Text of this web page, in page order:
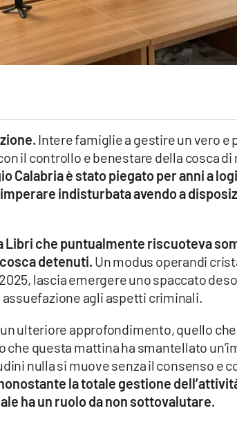
Intere famiglie a gestire un vero e
il controllo e benestare della cosca
Calabria è stato piegato per anni a
indisturbata avendo a
Libri che puntualmente riscuoteva
detenuti. Un modus operandi
lascia emergere uno spaccato
agli aspetti criminali.
un ulteriore approfondimento, quello
che questa mattina ha smantellato
nulla si muove senza il consenso e
la totale gestione
ha un ruolo da non sottovalutare.